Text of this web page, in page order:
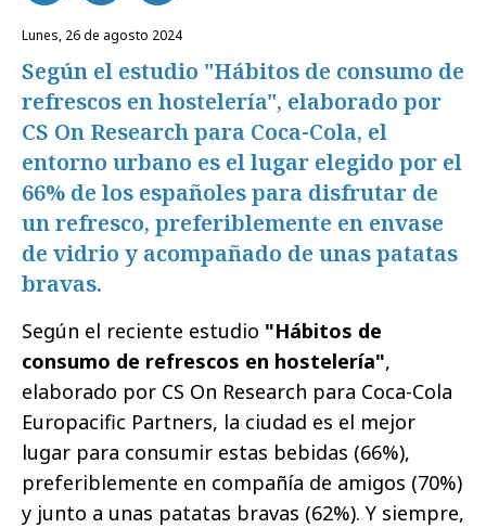
lunes, 26 de agosto 2024
Según el estudio "Hábitos de consumo de
refrescos en hostelería", elaborado por
CS On Research para Coca-Cola, el
entorno urbano es el lugar elegido por el
66% de los españoles para disfrutar de
un refresco, preferiblemente en envase
de vidrio y acompañado de unas patatas
bravas.
Según el reciente estudio "Hábitos de
consumo de refrescos en hostelería",
elaborado por CS On Research para Coca-Cola
Europacific Partners, la ciudad es el mejor
lugar para consumir estas bebidas (66%),
preferiblemente en compañía de amigos (70%)
y junto a unas patatas bravas (62%). Y siempre,